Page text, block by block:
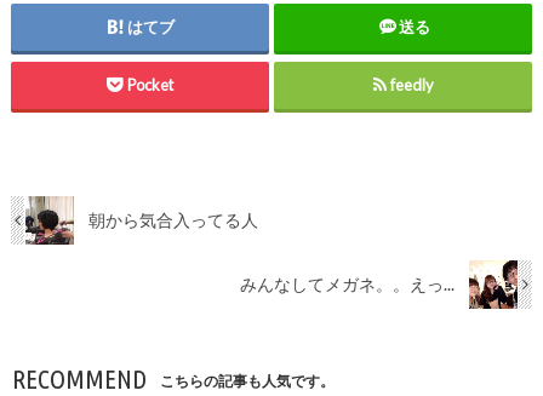
はてブ 送る
Pocket feedly
朝から気合入ってる人
みんなしてメガネ。。えっ...
RECOMMEND こちらの記事も人気です。